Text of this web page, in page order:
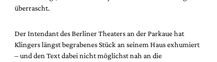
Mediadaten
Suche
überrascht.
Der Intendant des Berliner Theaters an der Parkaue hat
Klingers längst begrabenes Stück an seinem Haus exhumiert
– und den Text dabei nicht möglichst nah an die